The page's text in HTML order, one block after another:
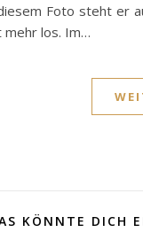
Foto steht er
mehr los. Im…
KÖNNTE DICH